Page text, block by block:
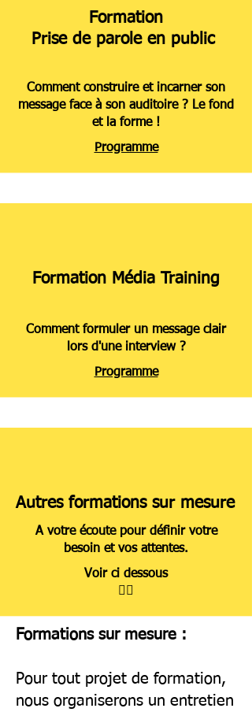
Formation
Prise de parole en public
Comment construire et incarner son
message face à son auditoire ? Le fond
et la forme !
Programme
Formation Média Training
Comment formuler un message clair
lors d'une interview ?
Programme
Autres formations sur mesure
A votre écoute pour définir votre
besoin et vos attentes.
Voir ci dessous
👇🏿
Formations sur mesure :
Pour tout projet de formation,
nous organiserons un entretien